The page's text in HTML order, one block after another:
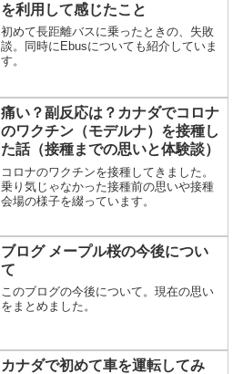
を利用して感じたこと
初めて長距離バスに乗ったときの、失敗
談。同時にEbusについても紹介していま
す。
痛い？副反応は？カナダでコロナ
のワクチン（モデルナ）を接種し
た話（接種までの思いと体験談）
コロナのワクチンを接種してきました。
乗り気じゃなかった接種前の思いや接種
会場の様子を綴っています。
ブログ メープル桜の今後につい
て
このブログの今後について。現在の思い
をまとめました。
カナダで初めて車を運転してみ